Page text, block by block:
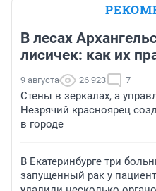
В лесах
лисичек: как их
9 августа 26 923 7
Стены в зеркалах, а
Незрячий красноярец
в городе
В Екатеринбурге три
запущенный рак у